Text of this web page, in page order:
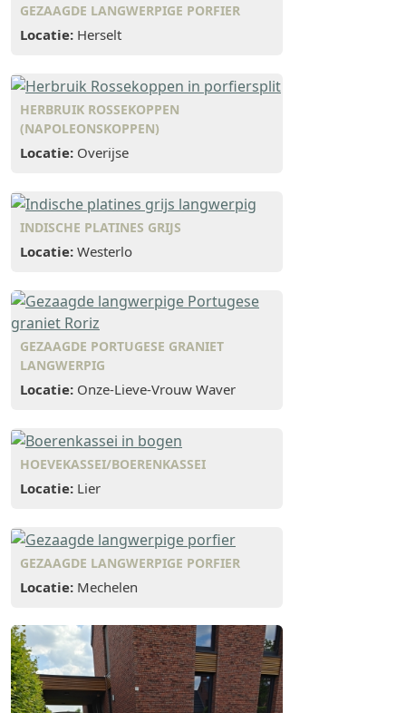
GEZAAGDE LANGWERPIGE PORFIER
Locatie: Herselt
HERBRUIK ROSSEKOPPEN
(NAPOLEONSKOPPEN)
Locatie: Overijse
INDISCHE PLATINES GRIJS
Locatie: Westerlo
GEZAAGDE PORTUGESE GRANIET
LANGWERPIG
Locatie: Onze-Lieve-Vrouw Waver
HOEVEKASSEI/BOERENKASSEI
Locatie: Lier
GEZAAGDE LANGWERPIGE PORFIER
Locatie: Mechelen